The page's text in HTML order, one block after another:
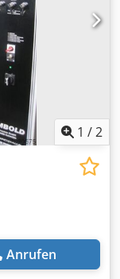
1 /2
Anrufen